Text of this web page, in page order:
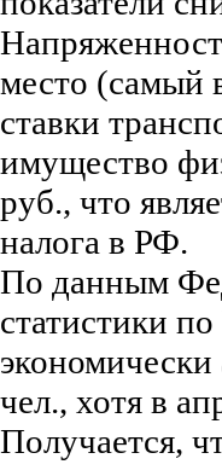
место (самый
ставки
имущество
руб., что
налога в РФ.
По данным
статистики
экономически
чел., хотя в
Получается,